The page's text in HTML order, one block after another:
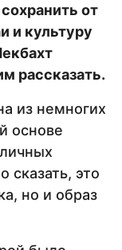
от
и культуру
рассказать.
из немногих
основе
сказать, это
но и образ